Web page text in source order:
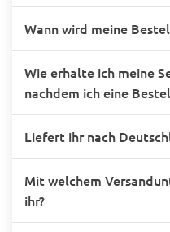
Wann wird meine
Wie erhalte ich meine
nachdem ich eine
Liefert ihr nach
Mit welchem
ihr?